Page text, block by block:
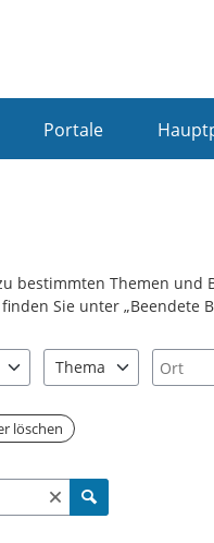
Portale
bestimmten Themen und
Sie unter „Beendete
Thema
Ort
löschen